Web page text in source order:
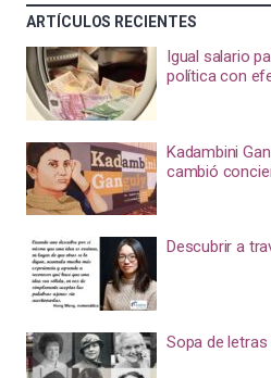
ARTÍCULOS RECIENTES
Igual salario
política con
Kadambini
cambió
Descubrir a
Sopa de